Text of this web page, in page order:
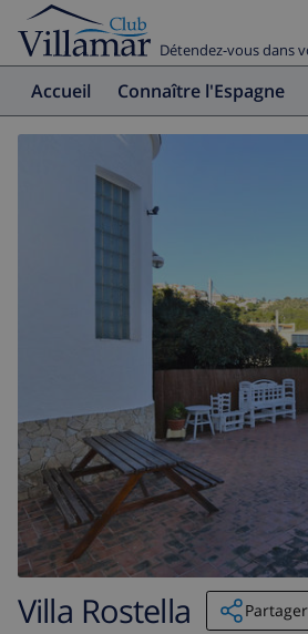
Détendez-vous dans
Accueil Connaître l'Espagne
Villa Rostella Partager